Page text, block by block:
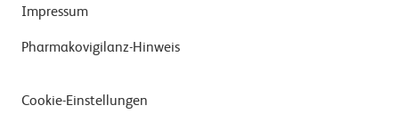
Impressum
Pharmakovigilanz-Hinweis
Cookie-Einstellungen